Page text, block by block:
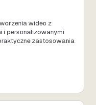
wideo z
i personalizowanymi
zastosowania